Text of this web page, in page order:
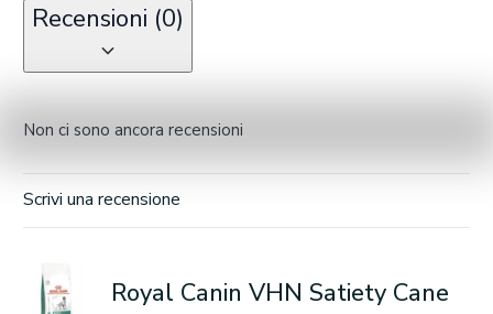
Recensioni (0)
Non ci sono ancora recensioni
Scrivi una recensione
Royal Canin VHN Satiety Cane